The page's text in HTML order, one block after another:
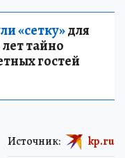
«сетку»для
тайно
гостей
Источник: kp.ru